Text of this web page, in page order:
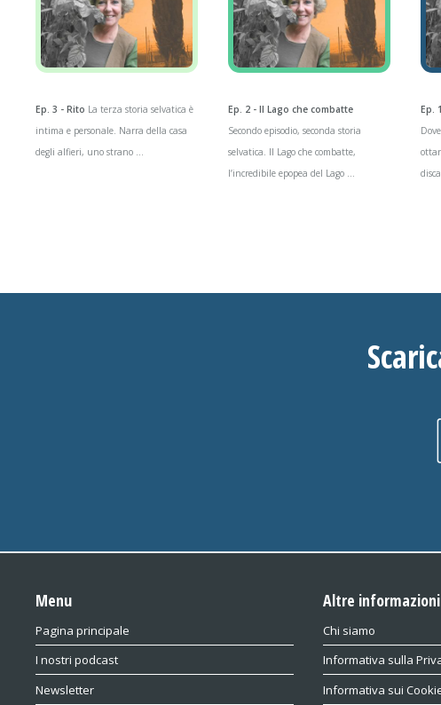
Ep. 3 - Rito La terza storia selvatica è
intima e personale. Narra della casa
degli alfieri, uno strano ...
Ep. 2 - Il Lago che combatte
Secondo episodio, seconda storia
selvatica. Il Lago che combatte,
l’incredibile epopea del Lago ...
Ep.
Menu
Pagina principale
I nostri podcast
Newsletter
Altre informazioni
Chi siamo
Informativa sulla
Informativa sui